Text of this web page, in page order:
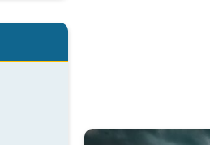
Comment se forme